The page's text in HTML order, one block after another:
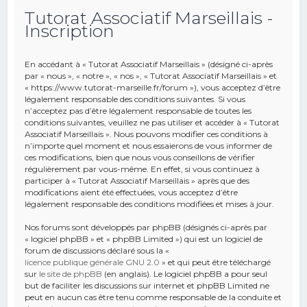
Tutorat Associatif Marseillais -
Inscription
En accédant à « Tutorat Associatif Marseillais » (désigné ci-après
par « nous », « notre », « nos », « Tutorat Associatif Marseillais » et
« https://www.tutorat-marseille.fr/forum »), vous acceptez d’être
légalement responsable des conditions suivantes. Si vous
n’acceptez pas d’être légalement responsable de toutes les
conditions suivantes, veuillez ne pas utiliser et accéder à « Tutorat
Associatif Marseillais ». Nous pouvons modifier ces conditions à
n’importe quel moment et nous essaierons de vous informer de
ces modifications, bien que nous vous conseillons de vérifier
régulièrement par vous-même. En effet, si vous continuez à
participer à « Tutorat Associatif Marseillais » après que des
modifications aient été effectuées, vous acceptez d’être
légalement responsable des conditions modifiées et mises à jour.
Nos forums sont développés par phpBB (désignés ci-après par
« logiciel phpBB » et « phpBB Limited ») qui est un logiciel de
forum de discussions déclaré sous la «
licence publique générale GNU 2.0 » et qui peut être téléchargé
sur le site de phpBB (en anglais). Le logiciel phpBB a pour seul
but de faciliter les discussions sur internet et phpBB Limited ne
peut en aucun cas être tenu comme responsable de la conduite et